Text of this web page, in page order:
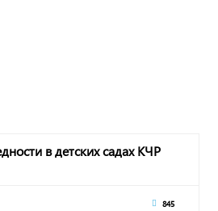
в детских садах КЧР
845